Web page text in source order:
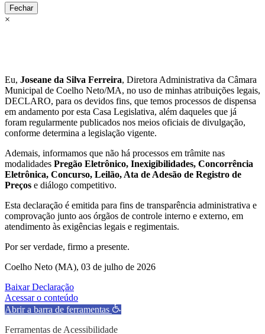
Fechar
×
Eu, Joseane da Silva Ferreira, Diretora Administrativa da Câmara
Municipal de Coelho Neto/MA, no uso de minhas atribuições legais,
DECLARO, para os devidos fins, que temos processos de dispensa
em andamento por esta Casa Legislativa, além daqueles que já
foram regularmente publicados nos meios oficiais de divulgação,
conforme determina a legislação vigente.
Ademais, informamos que não há processos em trâmite nas
modalidades Pregão Eletrônico, Inexigibilidades, Concorrência
Eletrônica, Concurso, Leilão, Ata de Adesão de Registro de
Preços e diálogo competitivo.
Esta declaração é emitida para fins de transparência administrativa e
comprovação junto aos órgãos de controle interno e externo, em
atendimento às exigências legais e regimentais.
Por ser verdade, firmo a presente.
Coelho Neto (MA), 03 de julho de 2026
Baixar Declaração
Acessar o conteúdo
Abrir a barra de ferramentas
Ferramentas de Acessibilidade